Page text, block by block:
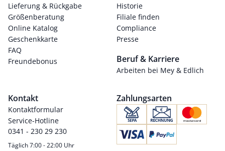
Lieferung & Rückgabe
Größenberatung
Online Katalog
Geschenkkarte
FAQ
Freundebonus
Historie
Filiale finden
Compliance
Presse
Beruf & Karriere
Arbeiten bei Mey & Edlich
Kontakt
Kontaktformular
Service-Hotline
0341 - 230 29 230
Täglich 7:00 - 22:00 Uhr
Zahlungsarten